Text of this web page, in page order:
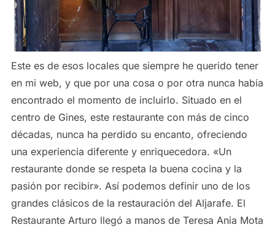
Este es de esos locales que siempre he querido tener
en mi web, y que por una cosa o por otra nunca había
encontrado el momento de incluirlo. Situado en el
centro de Gines, este restaurante con más de cinco
décadas, nunca ha perdido su encanto, ofreciendo
una experiencia diferente y enriquecedora. «Un
restaurante donde se respeta la buena cocina y la
pasión por recibir». Así podemos definir uno de los
grandes clásicos de la restauración del Aljarafe. El
Restaurante Arturo llegó a manos de Teresa Ania Mota